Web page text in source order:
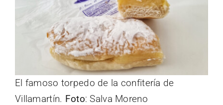
El famoso torpedo de la confitería de
Villamartín. Foto: Salva Moreno